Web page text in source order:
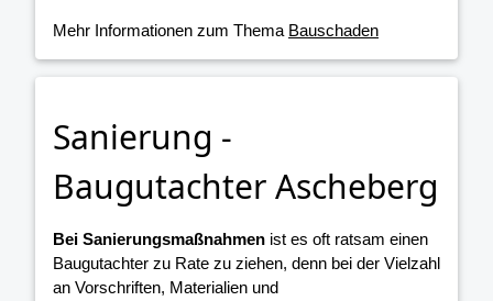
Mehr Informationen zum Thema Bauschaden
Sanierung -
Baugutachter Ascheberg
Bei Sanierungsmaßnahmen ist es oft ratsam einen
Baugutachter zu Rate zu ziehen, denn bei der Vielzahl
an Vorschriften, Materialien und